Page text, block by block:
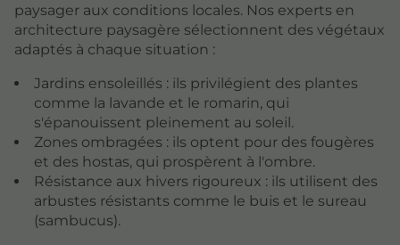
paysager aux conditions locales. Nos experts en
architecture paysagère sélectionnent des végétaux
adaptés à chaque situation :
Jardins ensoleillés : ils privilégient des plantes
comme la lavande et le romarin, qui
s'épanouissent pleinement au soleil.
Zones ombragées : ils optent pour des fougères
et des hostas, qui prospèrent à l'ombre.
Résistance aux hivers rigoureux : ils utilisent des
arbustes résistants comme le buis et le sureau
(sambucus).